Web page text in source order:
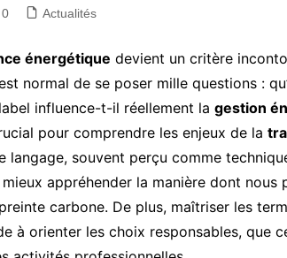
0 Actualités
énergétique devient un critère
normal de se poser mille questions :
influence-t-il réellement la gestion
pour comprendre les enjeux de la
langage, souvent perçu comme
appréhender la manière dont nous
carbone. De plus, maîtriser les
à orienter les choix responsables, que